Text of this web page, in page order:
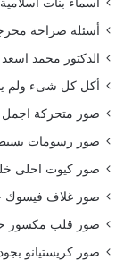
أسئلة صراحة محرجة
الدكتور محمد
أكل كل شىء ولم
صور متحركة
صور رسومات
صور كيوت احلى
صور غلاف فيسوك
صور قلب مكسور
صور كريستيانو